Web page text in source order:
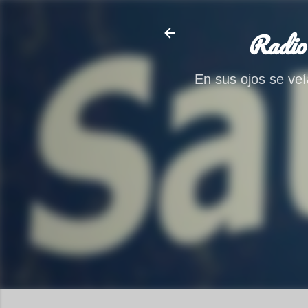
En sus ojos se